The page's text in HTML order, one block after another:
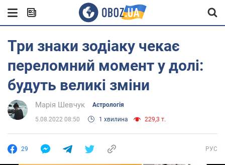
Три знаки зодіаку чекає
переломний момент у долі:
будуть великі зміни
Марія Шевчук Астрологія
5.08.2022 08:50 1 хвилина 229,3 т.
29 РУС